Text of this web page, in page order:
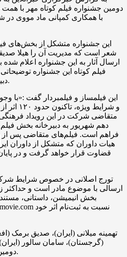
دومین جشنواره فیلم کوتاه مهر با
با همکاری کمپانی ماد مووی
این جشنواره متشکل از بخش‌های
شعر است که مدیریت آن را هیلا
ارسال آثار به این جشنواره اعلام
فیلم کوتاه این جشنواره
دبیرخانه این جشنواره ارائه داد.
این فیلمساز و فیلمبردار گفت :«با
و شرایط
متقاضی شرکت در این رویداد فرهنگی
دهم شهریور به دبیرخانه بخش
فراهم است. فیلم‌های متقاضی پس از
هیات داوران که متشکل از داوران
قضاوت قرار خواهد گرفت و در
تورج اصلانی در خصوص شرایط شرکت
بخش انیمیشن، داستانی،
تهمینه میلانی (ایران)، صدیق برمک
(گرجستان)، سامان سالور
دومین جشنواره مهر دوبی هستند.